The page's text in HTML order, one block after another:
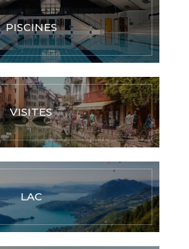
PISCINES
VISITES
LAC